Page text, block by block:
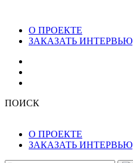
О ПРОЕКТЕ
ЗАКАЗАТЬ ИНТЕРВЬЮ
ПОИСК
О ПРОЕКТЕ
ЗАКАЗАТЬ ИНТЕРВЬЮ